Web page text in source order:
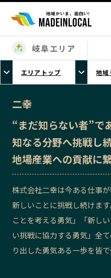
エリアから探す
北海道エリア
岩手エリア
福島エリア
栃木エリア
埼玉エリア
東京23区エリア
神奈川エリア
富山エリア
福井エリア
長野エリア
静岡エリア
岐阜エリア
エリアトップ 地域
二幸
“まだ知らない者”で
知なる分野へ挑戦し
地場産業への貢献に
株式会社二幸は今ある仕事
新しいことに挑戦し続けま
ことを考える勇気」「新し
い挑戦に協力する勇気」全
り出した勇気ある一歩を皆